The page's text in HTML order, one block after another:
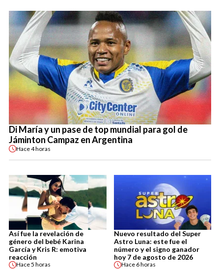
Di María y un pase de top mundial para gol de
Jáminton Campaz en Argentina
Hace4 horas
Así fue la revelación de
género del bebé Karina
García y Kris R: emotiva
reacción
Hace5 horas
Nuevo resultado del Super
Astro Luna: este fue el
número y el signo ganador
hoy 7 de agosto de 2026
Hace 6 horas